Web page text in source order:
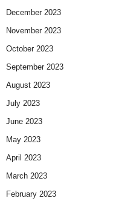
December 2023
November 2023
October 2023
September 2023
August 2023
July 2023
June 2023
May 2023
April 2023
March 2023
February 2023